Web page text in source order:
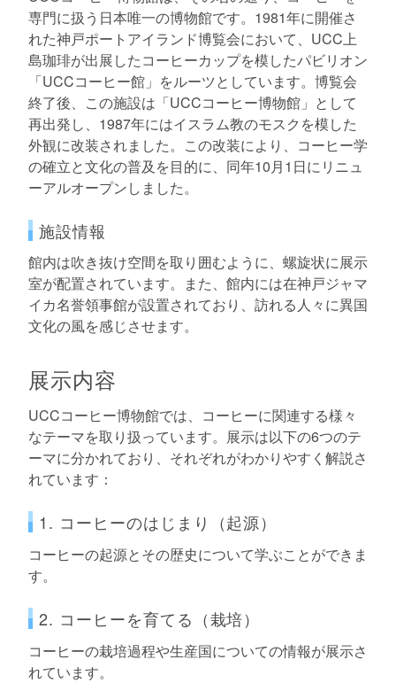
専門に扱う日本唯一の博物館です。1981年に開催さ
れた神戸ポートアイランド博覧会において、UCC上
島珈琲が出展したコーヒーカップを模したパビリオン
「UCCコーヒー館」をルーツとしています。博覧会
終了後、この施設は「UCCコーヒー博物館」として
再出発し、1987年にはイスラム教のモスクを模した
外観に改装されました。この改装により、コーヒー学
の確立と文化の普及を目的に、同年10月1日にリニュ
ーアルオープンしました。
施設情報
館内は吹き抜け空間を取り囲むように、螺旋状に展示
室が配置されています。また、館内には在神戸ジャマ
イカ名誉領事館が設置されており、訪れる人々に異国
文化の風を感じさせます。
展示内容
UCCコーヒー博物館では、コーヒーに関連する様々
なテーマを取り扱っています。展示は以下の6つのテ
ーマに分かれており、それぞれがわかりやすく解説さ
れています：
1. コーヒーのはじまり（起源）
コーヒーの起源とその歴史について学ぶことができま
す。
2. コーヒーを育てる（栽培）
コーヒーの栽培過程や生産国についての情報が展示さ
れています。